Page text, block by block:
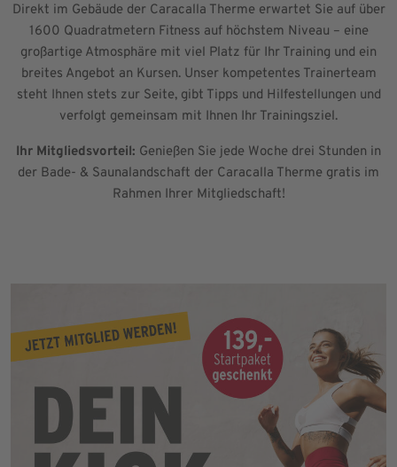
Direkt im Gebäude der Caracalla Therme erwartet Sie auf über
1600 Quadratmetern Fitness auf höchstem Niveau – eine
großartige Atmosphäre mit viel Platz für Ihr Training und ein
breites Angebot an Kursen. Unser kompetentes Trainerteam
steht Ihnen stets zur Seite, gibt Tipps und Hilfestellungen und
verfolgt gemeinsam mit Ihnen Ihr Trainingsziel.
Ihr Mitgliedsvorteil: Genießen Sie jede Woche drei Stunden in
der Bade- & Saunalandschaft der Caracalla Therme gratis im
Rahmen Ihrer Mitgliedschaft!